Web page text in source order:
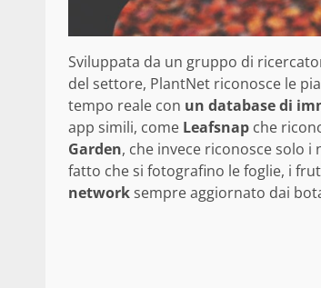
Sviluppata da un gruppo di
del settore, PlantNet riconosce le
tempo reale con un database di
app simili, come Leafsnap che
Garden, che invece riconosce solo
fatto che si fotografino le foglie, i
networksempre aggiornato dai